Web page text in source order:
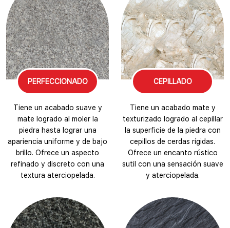
PERFECCIONADO
Tiene un acabado suave y
mate logrado al moler la
piedra hasta lograr una
apariencia uniforme y de bajo
brillo. Ofrece un aspecto
refinado y discreto con una
textura aterciopelada.
CEPILLADO
Tiene un acabado mate y
texturizado logrado al cepillar
la superficie de la piedra con
cepillos de cerdas rígidas.
Ofrece un encanto rústico
sutil con una sensación suave
y aterciopelada.